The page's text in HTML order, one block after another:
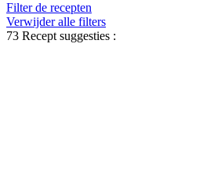
Filter de recepten
Verwijder alle filters
73 Recept suggesties :